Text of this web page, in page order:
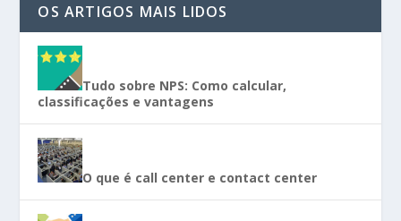
OS ARTIGOS MAIS LIDOS
Tudo sobre NPS: Como calcular,
classificações e vantagens
O que é call center e contact center